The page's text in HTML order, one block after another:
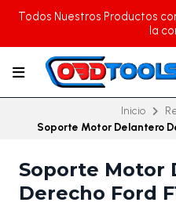
Todos Nuestros Productos
la
Inicio
Soporte Motor Delantero
Soporte Motor
Derecho Ford